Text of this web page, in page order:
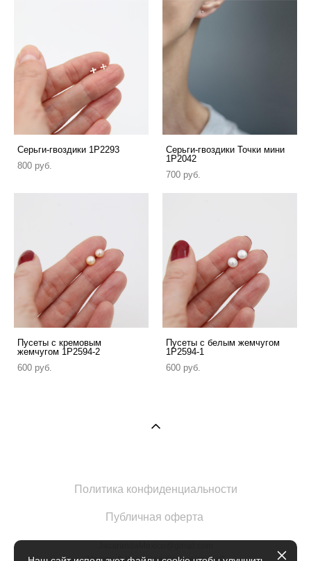
Серьги-гвоздики 1P2293
800 pуб.
Серьги-гвоздики Точки мини
1P2042
700 pуб.
Пусеты с кремовым
жемчугом 1P2594-2
600 pуб.
Пусеты с белым жемчугом
1P2594-1
600 pуб.
Политика конфиденциальности
Публичная оферта